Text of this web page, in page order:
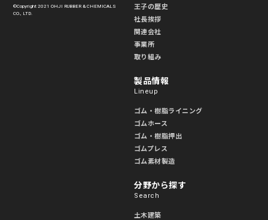
©Copyright 2021 OHJI RUBBER & CHEMICALS
CO., LTD.
王子の歴史
社長挨拶
関連会社
事業所
取り組み
製品情報
Lineup
ゴム・樹脂ライニング
ゴムホース
ゴム・樹脂押出
ゴムプレス
ゴム素材製造
分野から探す
Search
土木建築